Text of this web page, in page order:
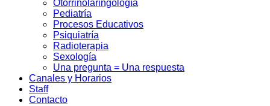
Otorrinolaringologí­a
Pediatría
Procesos Educativos
Psiquiatrí­a
Radioterapia
Sexologí­a
Una pregunta = Una respuesta
Canales y Horarios
Staff
Contacto